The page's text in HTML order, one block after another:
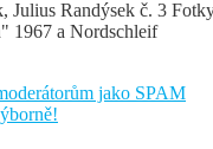
Julius Randýsek č. 3
1967 a Nordschleif
jako SPAM